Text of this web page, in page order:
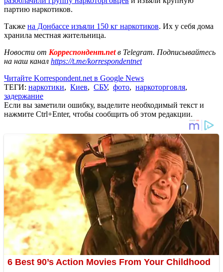
партию наркотиков.
Также на Донбассе изъяли 150 кг наркотиков. Их у себя дома
хранила местная жительница.
Новости от Корреспондент.netв Telegram. Подписывайтесь
на наш канал https://t.me/korrespondentnet
Читайте Korrespondent.net в Google News
ТЕГИ: наркотики, Киев, СБУ, фото, наркоторговля,
задержание
Если вы заметили ошибку, выделите необходимый текст и
нажмите Ctrl+Enter, чтобы сообщить об этом редакции.